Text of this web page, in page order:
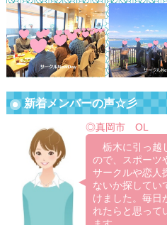
新着メンバーの声☆彡
◎真岡市 OL
栃木に引っ越
ので、スポーツ
サークルや恋人
ないか探してい
けました。毎日
れたらと思って